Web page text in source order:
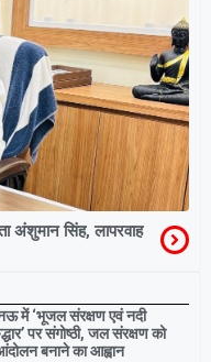
अंशुमान सिंह, लापरवाह
में ‘भूजल संरक्षण एवं नदी
पर संगोष्ठी, जल संरक्षण को
बनाने का आह्वान